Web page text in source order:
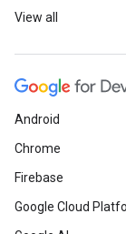
View all
Android
Chrome
Firebase
Google Cloud